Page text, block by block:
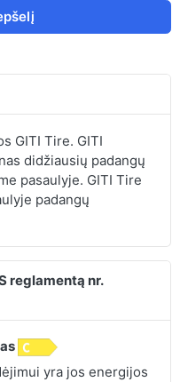
GITI Tire. GITI
didžiausių padangų
pasaulyje. GITI Tire
padangų
reglamentą nr.
yra jos energijos